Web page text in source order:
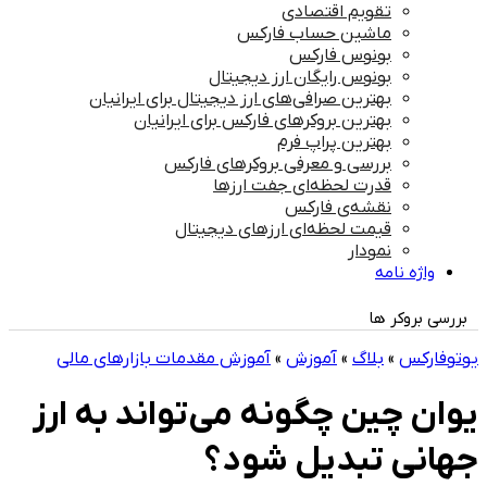
تقویم اقتصادی
ماشین حساب فارکس
بونوس فارکس
بونوس رایگان ارز دیجیتال
بهترین صرافی‌های ارز دیجیتال برای ایرانیان
بهترین بروکرهای فارکس برای ایرانیان
بهترین پراپ‌ فرم
بررسی و معرفی بروکرهای فارکس
قدرت لحظه‌ای جفت ارزها
نقشه‌ی فارکس
قیمت لحظه‌ای ارزهای دیجیتال
نمودار
واژه نامه
بررسی بروکر ها
یوتوفارکس » بلاگ » آموزش » آموزش مقدمات بازارهای مالی
یوان چین چگونه می‌تواند به ارز
جهانی تبدیل شود؟